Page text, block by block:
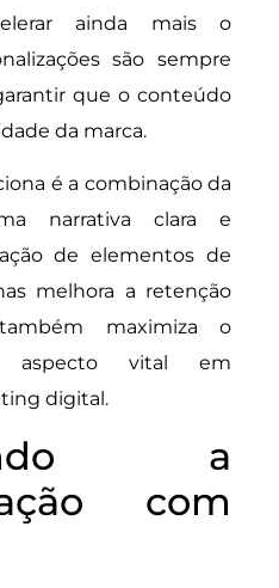
ainda mais o
são sempre
que o conteúdo
da marca.
é a combinação da
narrativa clara e
de elementos de
melhora a retenção
maximiza o
aspecto vital em
digital.
a
com